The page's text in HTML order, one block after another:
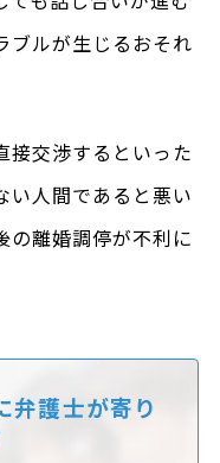
ブルが生じるおそれ
接交渉するといった
い人間であると悪い
の離婚調停が不利に
弁護士が寄り